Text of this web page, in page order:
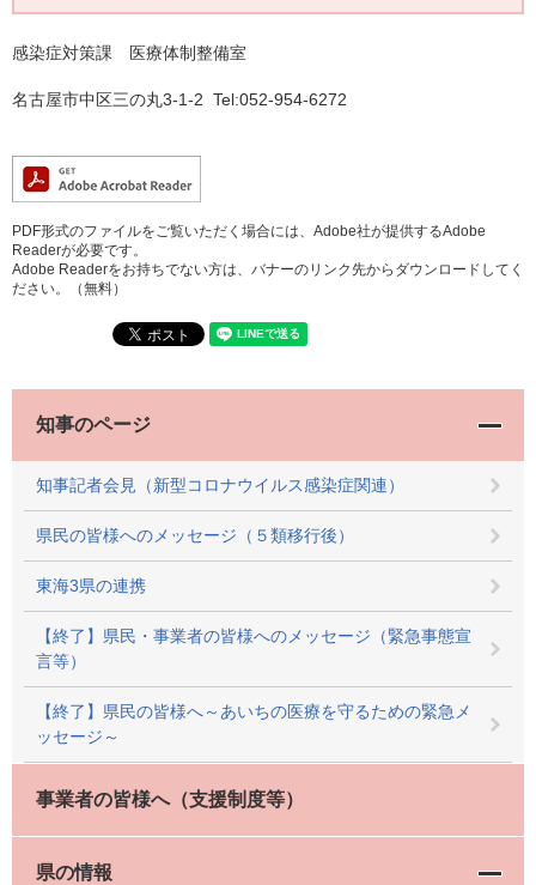
感染症対策課 医療体制整備室
名古屋市中区三の丸3-1-2 Tel:052-954-6272
PDF形式のファイルをご覧いただく場合には、Adobe社が提供するAdobe
Readerが必要です。
Adobe Readerをお持ちでない方は、バナーのリンク先からダウンロードしてく
ださい。（無料）
知事のページ
知事記者会見（新型コロナウイルス感染症関連）
県民の皆様へのメッセージ（５類移行後）
東海3県の連携
【終了】県民・事業者の皆様へのメッセージ（緊急事態宣
言等）
【終了】県民の皆様へ～あいちの医療を守るための緊急メ
ッセージ～
事業者の皆様へ（支援制度等）
県の情報